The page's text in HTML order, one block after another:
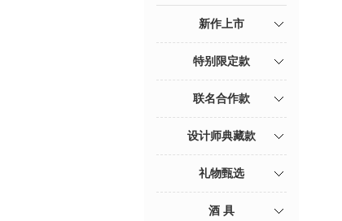
新作上市
特别限定款
联名合作款
设计师典藏款
礼物甄选
酒 具